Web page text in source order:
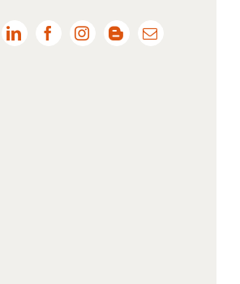
LinkedInFacebookInstagram
BloggerEmail: